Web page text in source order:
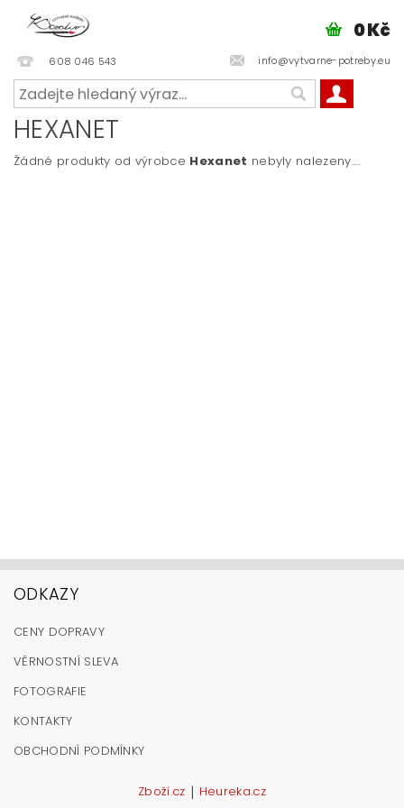
608 046 543 info@vytvarne-potreby.eu
0 Kč
HEXANET
Žádné produkty od výrobce Hexanet nebyly nalezeny....
ODKAZY
CENY DOPRAVY
VĚRNOSTNÍ SLEVA
FOTOGRAFIE
KONTAKTY
OBCHODNÍ PODMÍNKY
Zboží.cz | Heureka.cz